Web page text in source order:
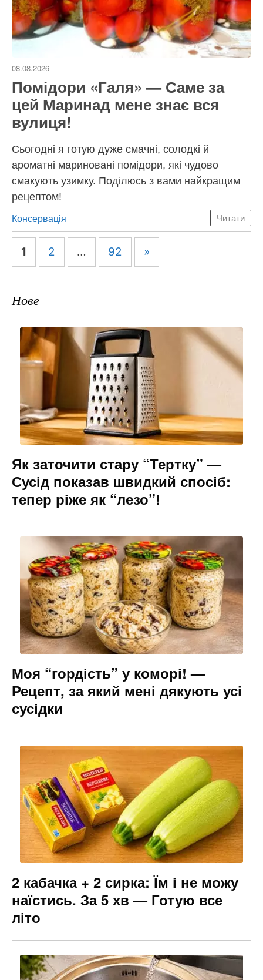
08.08.2026
Помідори «Галя» — Саме за
цей Маринад мене знає вся
вулиця!
Сьогодні я готую дуже смачні, солодкі й
ароматні мариновані помідори, які чудово
смакують узимку. Поділюсь з вами найкращим
рецептом!
Категорії
Консервація Читати
Навігація
1 2 … 92 »
Нове
Як заточити стару “Тертку” —
Сусід показав швидкий спосіб:
тепер ріже як “лезо”!
Моя “гордість” у коморі! —
Рецепт, за який мені дякують усі
сусідки
2 кабачка + 2 сирка: Їм і не можу
наїстись. За 5 хв — Готую все
літо